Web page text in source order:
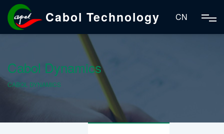
Cabol Technology CN
Cabol Dynamics
CABOL DYNAMICS